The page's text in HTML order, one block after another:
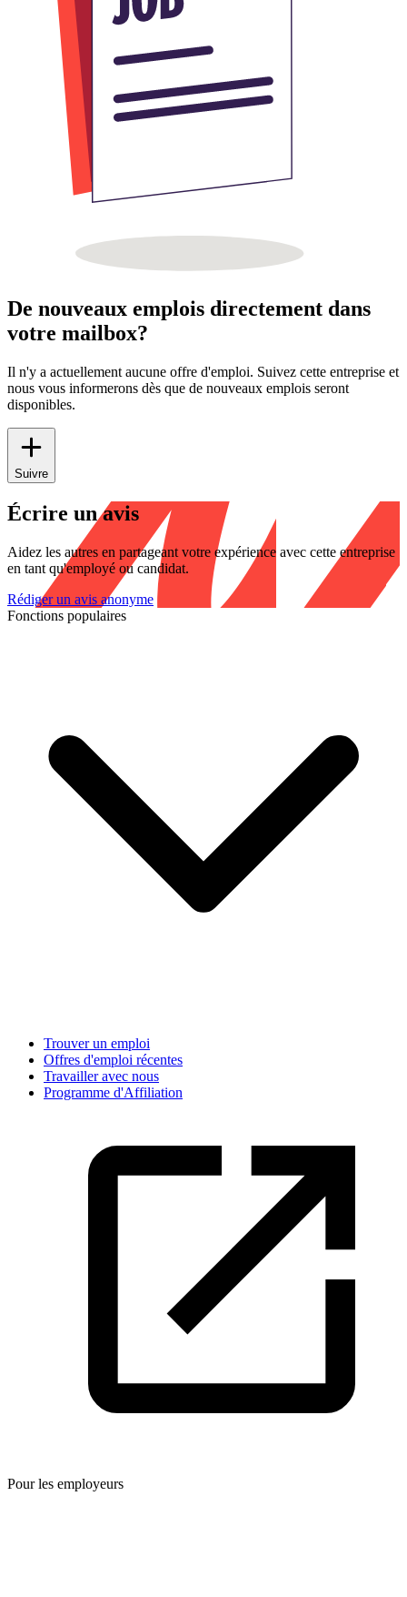
De nouveaux emplois directement dans
votre mailbox?
Il n'y a actuellement aucune offre d'emploi. Suivez cette entreprise et
nous vous informerons dès que de nouveaux emplois seront
disponibles.
Suivre
Écrire un avis
Aidez les autres en partageant votre expérience avec cette entreprise
en tant qu'employé ou candidat.
Rédiger un avis anonyme
Fonctions populaires
Trouver un emploi
Offres d'emploi récentes
Travailler avec nous
Programme d'Affiliation
Pour les employeurs